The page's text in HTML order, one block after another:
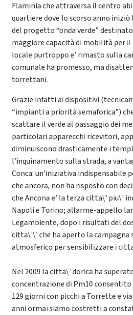
Flaminia che attraversa il centro
quartiere dove lo scorso anno
del progetto “onda verde”
maggiore capacità di mobilità per
locale purtroppo e’ rimasto sulla
comunale ha promesso, ma
torrettani.
Grazie infatti ai dispositivi
“impianti a priorità semaforica”)
scattare il verde al passaggio dei
particolari apparecchi ricevitori,
diminuiscono drasticamente i
l’inquinamento sulla strada, a
Conca: un’iniziativa indispensabile
che ancora, non ha risposto con
che Ancona e’ la terza citta\' piu\'
Napoli e Torino; allarme-appello
Legambiente, dopo i risultati del
citta\'\' che ha aperto la
atmosferico per sensibilizzare i
Nel 2009 la citta\' dorica ha
concentrazione di Pm10
129 giorni con picchi a Torrette e
anni ormai siamo costretti a